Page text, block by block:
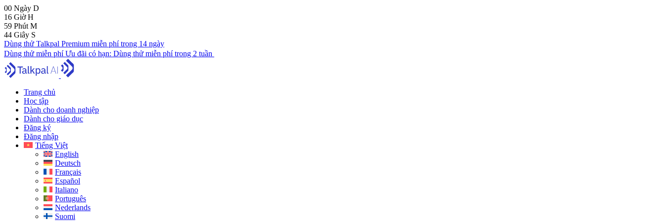
00 Ngày D
16 GiờH
59 Phút M
43 Giây S
Dùng thử Talkpal Premium miễn phí trong 14 ngày
Dùng thử miễn phíƯu đãi có hạn: Dùng thử miễn phí trong 2 tuần
Trang chủ
Học tập
Dành cho doanh nghiệp
Dành cho giáo dục
Đăng ký
Đăng nhập
Tiếng Việt
English
Deutsch
Français
Español
Italiano
Português
Nederlands
Suomi